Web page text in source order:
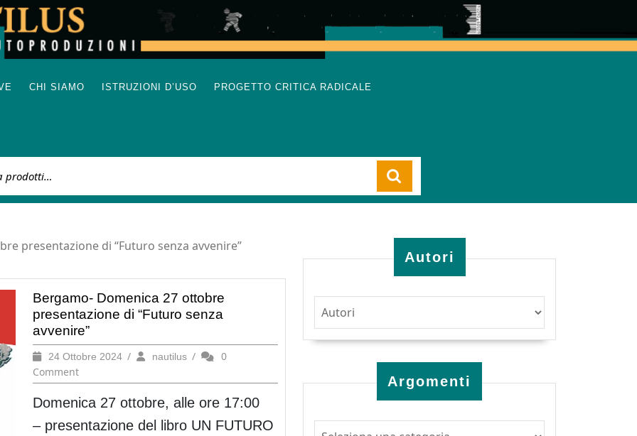
CHI SIAMO ISTRUZIONI D’USO PROGETTO CRITICA RADICALE
presentazione di “Futuro senza avvenire”
Bergamo- Domenica 27 ottobre
presentazione di “Futuro senza
avvenire”
24 Ottobre 202424
2024
/ nautilusnautilus
/
0
Comment
Domenica 27 ottobre, alle ore 17:00
– presentazione del libro UN FUTURO
Autori
Argomenti